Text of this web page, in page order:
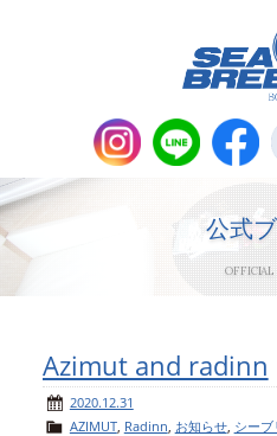
パーツ販売・アパレル商品
ニュース＆トピックス
公式
OFFICIAL
Azimut and radinn
2020.12.31
AZIMUT, Radinn お知らせ, シー